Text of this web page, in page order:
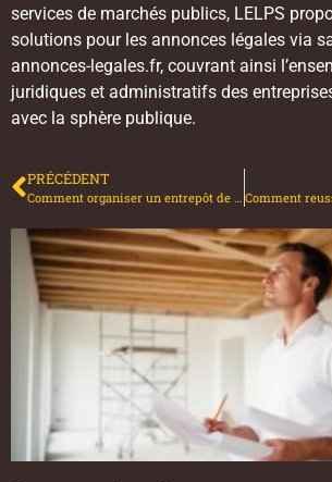
services de marchés publics, LELPS
solutions pour les annonces légales via
annonces-legales.fr, couvrant ainsi
juridiques et administratifs des
avec la sphère publique.
PRÉCÉDENT
Comment organiser un entrepôt de stockage efficacement ? Solutions adaptées à chaque secteur d’activité